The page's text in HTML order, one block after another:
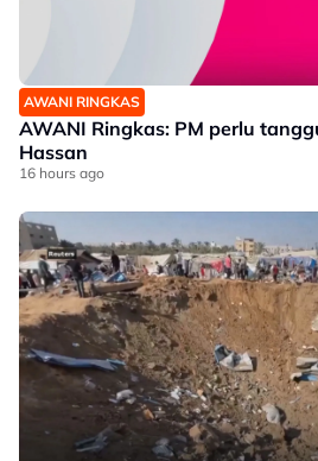
AWANI RINGKAS
AWANI Ringkas: PM perlu
Hassan
16 hours ago